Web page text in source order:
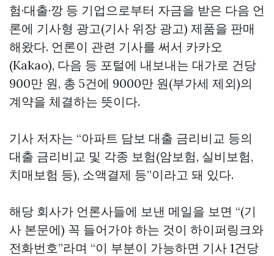
험·대출·깡 등 기업으로부터 자금을 받은 다음 언
론에 기사형 광고(기사 위장 광고) 제품을 판매
해왔다. 언론이 관련 기사를 써서 카카오
(Kakao), 다음 등 포털에 내보내는 대가로 건당
900만 원, 총 5건에 9000만 원(부가세 제외)의
계약을 체결하는 뜻이다.
기사 저자는 “아파트 담보 대출 금리비교 등의
대출 금리비교 및 각종 보험(암보험, 실비보험,
치매보험 등), 소액결제 등”이라고 돼 있다.
해당 회사가 언론사들에 보낸 메일을 보면 “(기
사 본문에) 꼭 들어가야 하는 것이 하이퍼링크와
전화번호”라며 “이 부분이 가능하면 기사 1건당